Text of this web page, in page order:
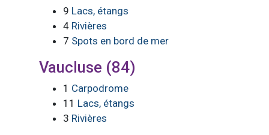
9 Lacs, étangs
4 Rivières
7 Spots en bord de mer
Vaucluse (84)
1 Carpodrome
11 Lacs, étangs
3 Rivières